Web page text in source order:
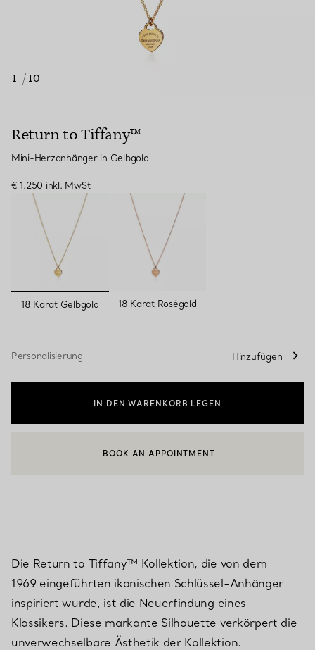
1 /10
Return to Tiffany™
Mini-Herzanhänger in Gelbgold
€ 1.250 inkl. MwSt
ausgewählt
18 Karat Gelbgold 18 Karat Roségold
Personalisierung Hinzufügen
IN DEN WARENKORB LEGEN
EINEN KUNDENBERATER KONTAKTIEREN ODER EINEN
BOOK AN APPOINTMENT
Die Return to Tiffany™ Kollektion, die von dem
1969 eingeführten ikonischen Schlüssel-Anhänger
inspiriert wurde, ist die Neuerfindung eines
Klassikers. Diese markante Silhouette verkörpert die
unverwechselbare Ästhetik der Kollektion.